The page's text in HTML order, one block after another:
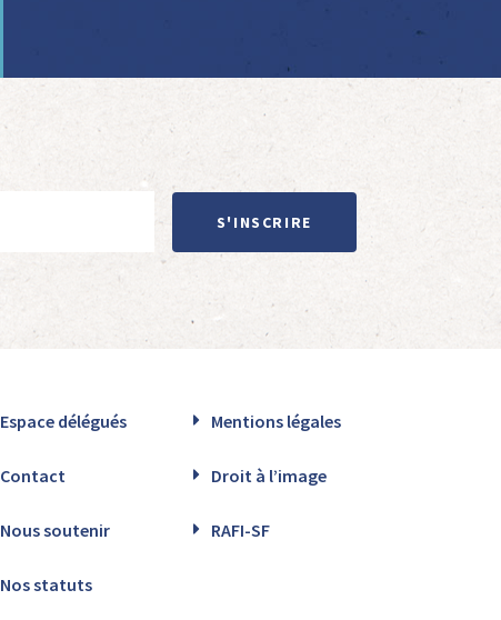
S'INSCRIRE
Espace délégués Mentions légales
Contact Droit à l’image
Nous soutenir RAFI-SF
Nos statuts